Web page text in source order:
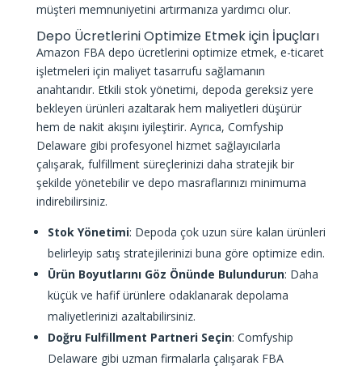
müşteri memnuniyetini artırmanıza yardımcı olur.
Depo Ücretlerini Optimize Etmek için İpuçları
Amazon FBA depo ücretlerini optimize etmek, e-ticaret
işletmeleri için maliyet tasarrufu sağlamanın
anahtarıdır. Etkili stok yönetimi, depoda gereksiz yere
bekleyen ürünleri azaltarak hem maliyetleri düşürür
hem de nakit akışını iyileştirir. Ayrıca, Comfyship
Delaware gibi profesyonel hizmet sağlayıcılarla
çalışarak, fulfillment süreçlerinizi daha stratejik bir
şekilde yönetebilir ve depo masraflarınızı minimuma
indirebilirsiniz.
Stok Yönetimi: Depoda çok uzun süre kalan ürünleri
belirleyip satış stratejilerinizi buna göre optimize edin.
Ürün Boyutlarını Göz Önünde Bulundurun: Daha
küçük ve hafif ürünlere odaklanarak depolama
maliyetlerinizi azaltabilirsiniz.
Doğru Fulfillment Partneri Seçin: Comfyship
Delaware gibi uzman firmalarla çalışarak FBA